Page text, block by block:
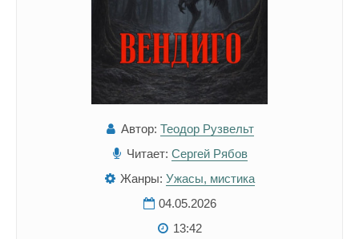
Автор: Теодор Рузвельт
Читает: Сергей Рябов
Жанры: Ужасы, мистика
04.05.2026
13:42